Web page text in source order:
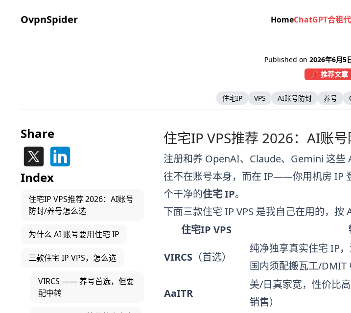
OvpnSpider HomeChatGPT合租
Published on 2026年6月5
📌 推荐文章
住宅IP VPS AI账号防封 养号
Share
Index
住宅IP VPS推荐 2026：AI账号
防封/养号怎么选
为什么 AI 账号要用住宅 IP
三款住宅 IP VPS，怎么选
VIRCS —— 养号首选，但要
配中转
住宅IP VPS推荐 2026：AI账
注册和养 OpenAI、Claude、Gemini 这些
往不在账号本身，而在 IP——你用机房 IP
个干净的住宅 IP。
下面三款住宅 IP VPS 是我自己在用的，按
住宅IP VPS
VIRCS （首选）
纯净独享真实住宅 IP
国内须配搬瓦工/DMIT
AaITR
美/日真家宽，性价比
销售）